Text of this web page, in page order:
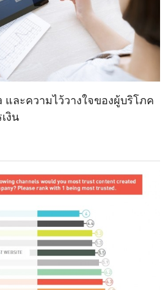
และความไว้วางใจของผู้บริโภค
งิน